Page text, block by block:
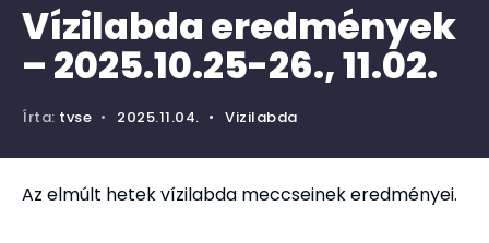
Vízilabda eredmények
– 2025.10.25-26., 11.02.
Írta: tvse • 2025.11.04. • Vizilabda
Az elmúlt hetek vízilabda meccseinek eredményei.